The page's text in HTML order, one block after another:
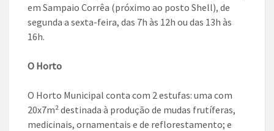
em Sampaio Corrêa (próximo ao posto Shell), de
segunda a sexta-feira, das 7h às 12h ou das 13h às
16h.
O Horto
O Horto Municipal conta com 2 estufas: uma com
20x7m² destinada à produção de mudas frutíferas,
medicinais, ornamentais e de reflorestamento; e